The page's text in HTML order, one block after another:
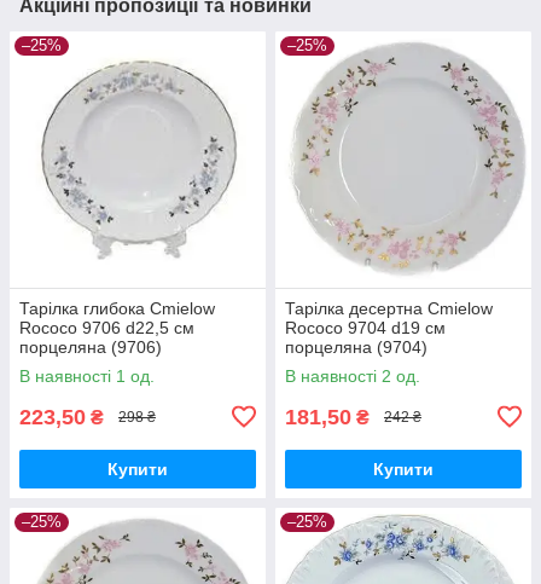
Акційні пропозиції та новинки
–25%
Тарілка глибока Cmielow
Rococo 9706 d22,5 см
порцеляна (9706)
В наявності 1 од.
223,50 ₴ 298 ₴
Купити
–25%
Тарілка десертна Cmielow
Rococo 9704 d19 см
порцеляна (9704)
В наявності 2 од.
181,50 ₴ 242 ₴
Купити
–25% –25%